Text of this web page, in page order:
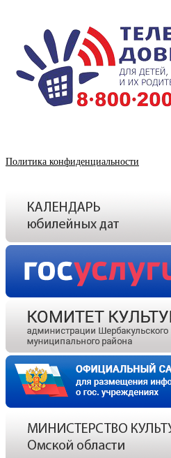
Политика конфиденциальности